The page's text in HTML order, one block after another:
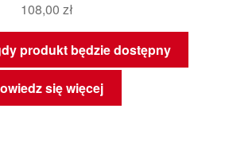
108,00 zł
produkt będzie dostępny
się więcej